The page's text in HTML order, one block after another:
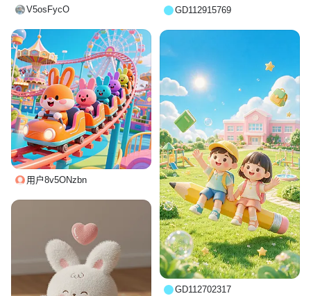
GD112915769
V5osFycO
用户8v5ONzbn
GD112702317